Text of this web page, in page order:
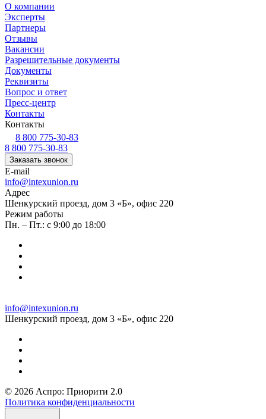
О компании
Эксперты
Партнеры
Отзывы
Вакансии
Разрешительные документы
Документы
Реквизиты
Вопрос и ответ
Пресс-центр
Контакты
Контакты
8 800 775-30-83
8 800 775-30-83
Заказать звонок
E-mail
info@intexunion.ru
Адрес
Шенкурский проезд, дом 3 «Б», офис 220
Режим работы
Пн. – Пт.: с 9:00 до 18:00
info@intexunion.ru
Шенкурский проезд, дом 3 «Б», офис 220
© 2026 Аспро: Приорити 2.0
Политика конфиденциальности